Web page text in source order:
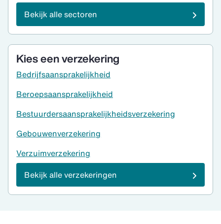
Bekijk alle sectoren
Kies een verzekering
Bedrijfsaansprakelijkheid
Beroepsaansprakelijkheid
Bestuurdersaansprakelijkheidsverzekering
Gebouwenverzekering
Verzuimverzekering
Bekijk alle verzekeringen